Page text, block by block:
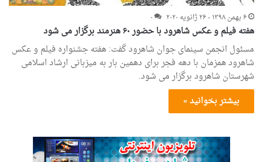
۶ بهمن ۱۳۹۸ - ۲۶ ژانویه ۲۰۲۰
۰
هفته فیلم و عکس شاهرود با حضور ۶۰ هنرمند برگزار می شود
مسئول انجمن سینمای جوان شاهرود گفت: هفته جشنواره فیلم و عکس
شاهرود همزمان با دهه فجر برای دهمین بار به میزبانی ارشاد اسلامی
شهرستان شاهرود برگزار می شود.
بیشتر بخوانید »